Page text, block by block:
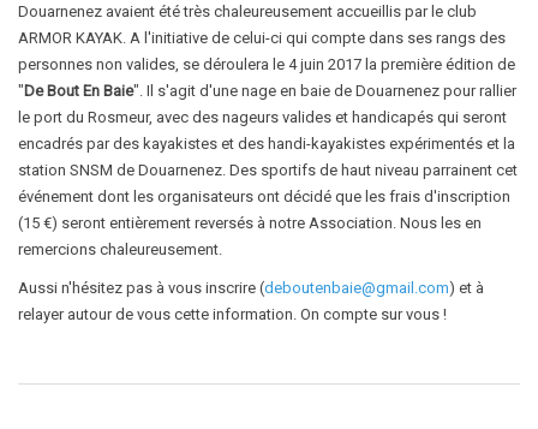
Douarnenez avaient été très chaleureusement accueillis par le club
ARMOR KAYAK. A l'initiative de celui-ci qui compte dans ses rangs des
personnes non valides, se déroulera le 4 juin 2017 la première édition de
"De Bout En Baie". Il s'agit d'une nage en baie de Douarnenez pour rallier
le port du Rosmeur, avec des nageurs valides et handicapés qui seront
encadrés par des kayakistes et des handi-kayakistes expérimentés et la
station SNSM de Douarnenez. Des sportifs de haut niveau parrainent cet
événement dont les organisateurs ont décidé que les frais d'inscription
(15 €) seront entièrement reversés à notre Association. Nous les en
remercions chaleureusement.
Aussi n'hésitez pas à vous inscrire (deboutenbaie@gmail.com) et à
relayer autour de vous cette information. On compte sur vous !